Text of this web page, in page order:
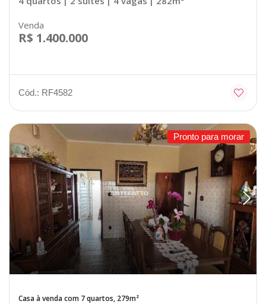
Venda
R$ 1.400.000
Cód.: RF4582
Pronto para morar
Casa à venda com 7 quartos, 279m²